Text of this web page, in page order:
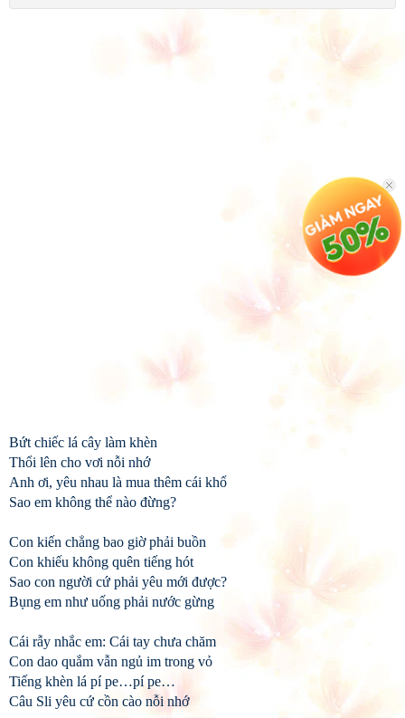
Bứt chiếc lá cây làm khèn
Thổi lên cho vơi nỗi nhớ
Anh ơi, yêu nhau là mua thêm cái khổ
Sao em không thể nào đừng?
Con kiến chẳng bao giờ phải buồn
Con khiếu không quên tiếng hót
Sao con người cứ phải yêu mới được?
Bụng em như uống phải nước gừng
Cái rẫy nhắc em: Cái tay chưa chăm
Con dao quắm vẫn ngủ im trong vỏ
Tiếng khèn lá pí pe…pí pe…
Câu Sli yêu cứ cồn cào nỗi nhớ